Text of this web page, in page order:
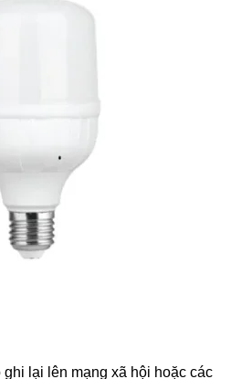
lại lên mạng xã hội hoặc các